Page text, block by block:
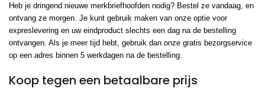
Heb je dringend nieuwe merkbriefhoofden nodig? Bestel ze vandaag, en
ontvang ze morgen. Je kunt gebruik maken van onze optie voor
expreslevering en uw eindproduct slechts een dag na de bestelling
ontvangen. Als je meer tijd hebt, gebruik dan onze gratis bezorgservice
op een adres binnen 5 werkdagen na de bestelling.
Koop tegen een betaalbare prijs